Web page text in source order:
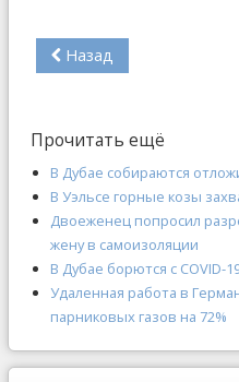
Назад
Прочитать ещё
В Дубае собираются
В Уэльсе горные козы
Двоеженец попросил
жену в самоизоляции
В Дубае борются с COVID-
Удаленная работа в
парниковых газов на 72%